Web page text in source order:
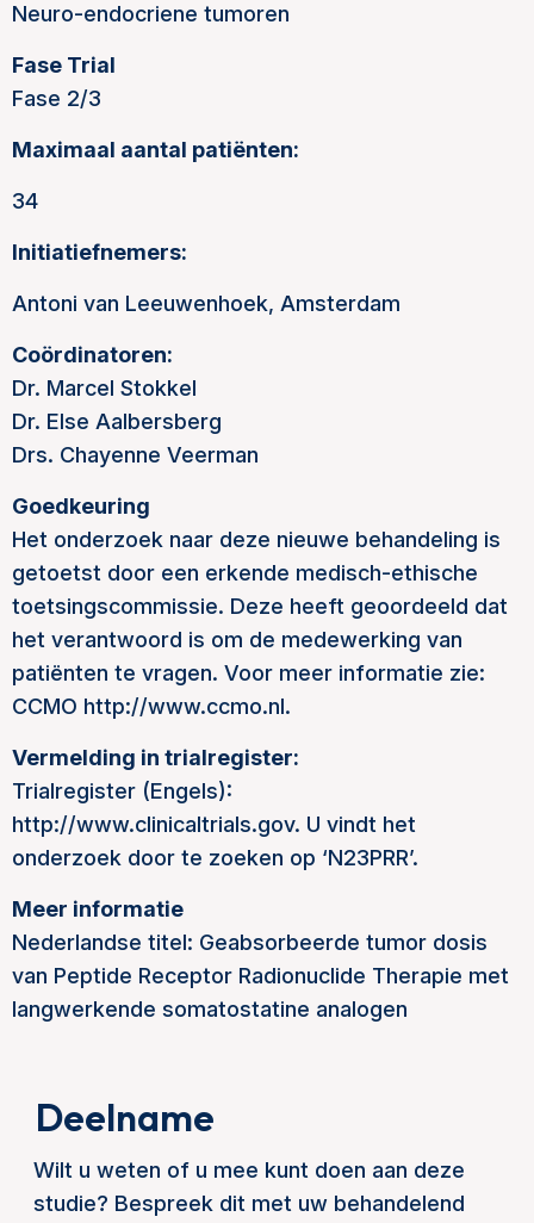
Neuro-endocriene tumoren
Fase Trial
Fase 2/3
Maximaal aantal patiënten:
34
Initiatiefnemers:
Antoni van Leeuwenhoek, Amsterdam
Coördinatoren:
Dr. Marcel Stokkel
Dr. Else Aalbersberg
Drs. Chayenne Veerman
Goedkeuring
Het onderzoek naar deze nieuwe behandeling is
getoetst door een erkende medisch-ethische
toetsingscommissie. Deze heeft geoordeeld dat
het verantwoord is om de medewerking van
patiënten te vragen. Voor meer informatie zie:
CCMO http://www.ccmo.nl.
Vermelding in trialregister:
Trialregister (Engels):
http://www.clinicaltrials.gov. U vindt het
onderzoek door te zoeken op ‘N23PRR’.
Meer informatie
Nederlandse titel: Geabsorbeerde tumor dosis
van Peptide Receptor Radionuclide Therapie met
langwerkende somatostatine analogen
Deelname
Wilt u weten of u mee kunt doen aan deze
studie? Bespreek dit met uw behandelend